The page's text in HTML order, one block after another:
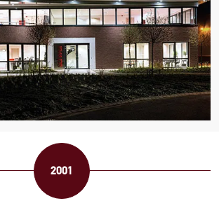
2001